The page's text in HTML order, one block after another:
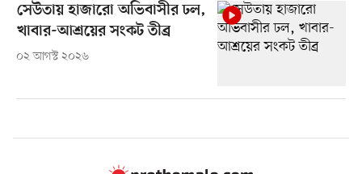
সেউতায় হাজারো অভিবাসীর ঢল,
খাবার-আশ্রয়ের সংকট তীব্র
০২ আগস্ট ২০২৬